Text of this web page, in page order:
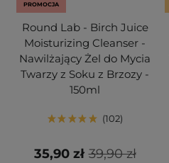
PROMOCJA
Round Lab - Birch Juice
Moisturizing Cleanser -
Nawilżający Żel do Mycia
Twarzy z Soku z Brzozy -
150ml
102
39,90 zł
35,90 zł